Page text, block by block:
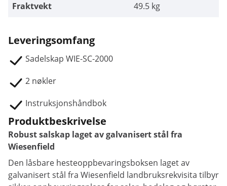
Fraktvekt 49.5 kg
Leveringsomfang
Sadelskap WIE-SC-2000
2 nøkler
Instruksjonshåndbok
Produktbeskrivelse
Robust salskap laget av galvanisert stål fra
Wiesenfield
Den låsbare hesteoppbevaringsboksen laget av
galvanisert stål fra Wiesenfield landbruksrekvisita tilbyr